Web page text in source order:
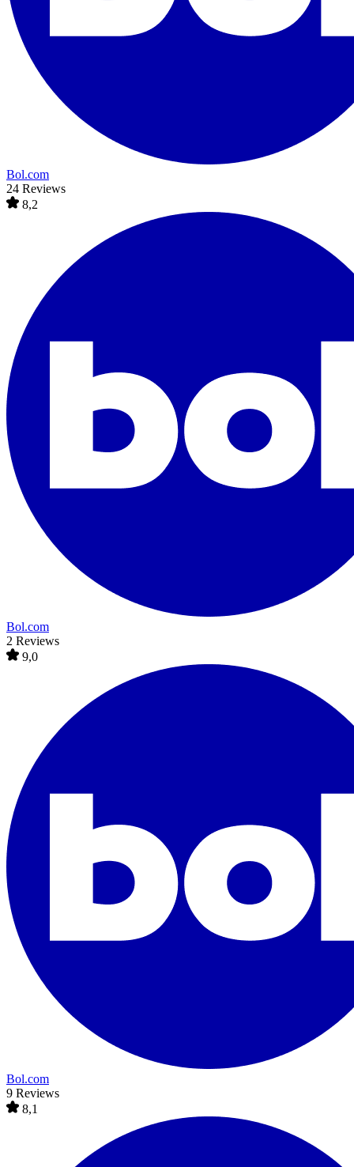
Bol.com
24 Reviews
8,2
Bol.com
2 Reviews
9,0
Bol.com
9 Reviews
8,1